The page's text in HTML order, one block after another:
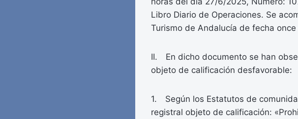
Libro Diario de Operaciones. Se
Turismo de Andalucía de fecha
II. En dicho documento se han
objeto de calificación desfavorable:
1. Según los Estatutos de
registral objeto de calificación: